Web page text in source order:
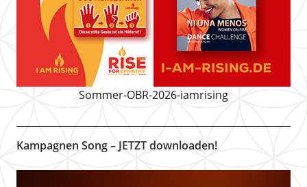
Sommer-OBR-2026-iamrising
Kampagnen Song – JETZT downloaden!